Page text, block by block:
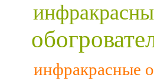
инфракрасные